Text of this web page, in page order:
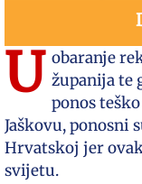
U obaranje
županija te
ponos
Jaškovu, ponosni
Hrvatskoj jer
svijetu.